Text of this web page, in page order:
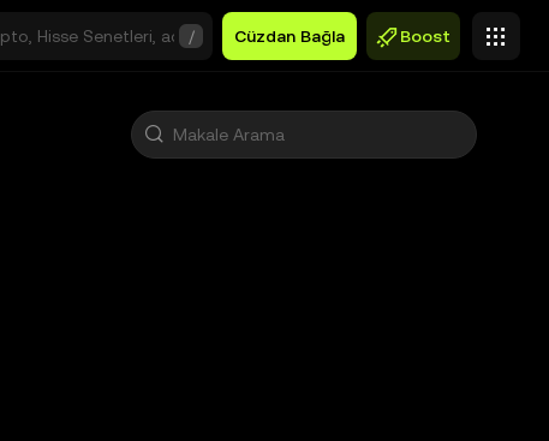
/ Cüzdan Bağla Boost